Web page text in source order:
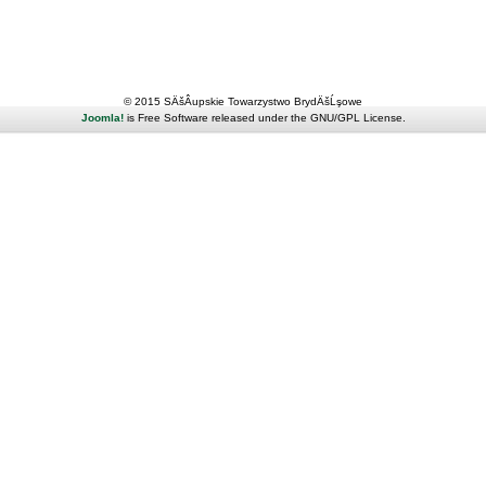
© 2015 SÄšÂupskie Towarzystwo BrydÄšĹşowe
Joomla!is Free Software released under the GNU/GPL License.